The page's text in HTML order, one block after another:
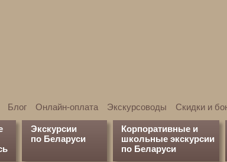
Блог Онлайн-оплата Экскурсоводы Скидки и
Экскурсии
по Беларуси
Корпоративные и
школьные экскурсии
по Беларуси